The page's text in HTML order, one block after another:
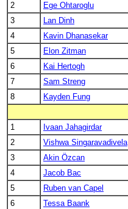
2
Ege Ohtaroglu
3
Lan Dinh
4
Kavin Dhanasekar
5
Elon Zitman
6
Kai Hertogh
7
Sam Streng
8
Kayden Fung
1
Ivaan Jahagirdar
2
Vishwa Singaravadivela
3
Akin Özcan
4
Jacob Bac
5
Ruben van Capel
6
Tessa Baank